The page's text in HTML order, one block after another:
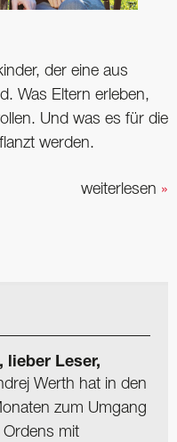
der eine aus
Was Eltern erleben,
Und was es für die
werden.
weiterlesen »
lieber Leser,
Werth hat in den
zum Umgang
mit